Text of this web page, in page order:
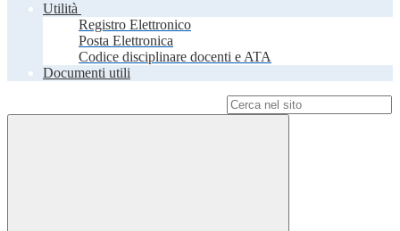
Utilità
Registro Elettronico
Posta Elettronica
Codice disciplinare docenti e ATA
Documenti utili